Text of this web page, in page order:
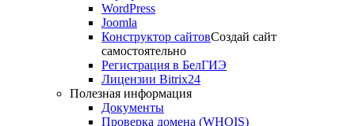
WordPress
Joomla
Конструктор сайтовСоздай сайт
самостоятельно
Регистрация в БелГИЭ
Лицензии Bitrix24
Полезная информация
Документы
Проверка домена (WHOIS)